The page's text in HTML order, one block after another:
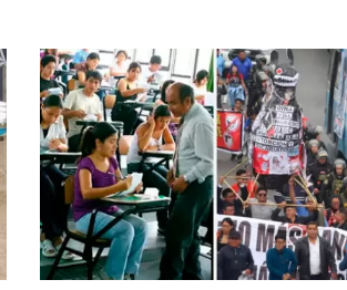
Modalidad remota